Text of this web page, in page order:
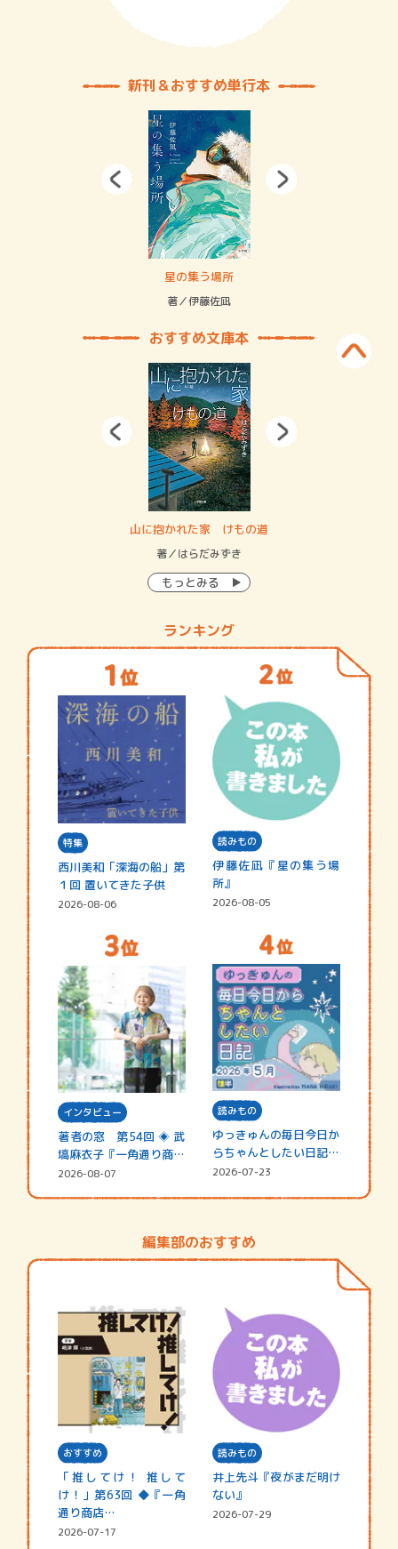
新刊＆おすすめ単行本
星の集う場所
著／伊藤佐凪
おすすめ文庫本
山に抱かれた家 けもの道
著／はらだみずき
もっとみる
ランキング
特集
西川美和「深海の船」第
１回 置いてきた子供
2026-08-06
読みもの
伊藤佐凪『星の集う場
所』
2026-08-05
インタビュー
著者の窓 第54回 ◈ 武
塙麻衣子『一角通り商店
街の…
2026-08-07
読みもの
ゆっきゅんの毎日今日か
らちゃんとしたい日記
☆202…
2026-07-23
編集部のおすすめ
おすすめ
「推してけ！ 推して
け！」第63回 ◆『一角
通り商店…
2026-07-17
読みもの
井上先斗『夜がまだ明け
ない』
2026-07-29